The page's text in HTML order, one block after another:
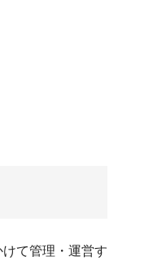
て管理・運営す